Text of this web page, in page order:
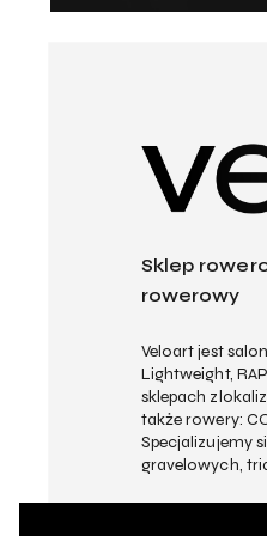
Sklep
rowerowy
Veloart jest
Lightweight,
sklepach
także rowery:
Specjalizujemy
gravelowych,